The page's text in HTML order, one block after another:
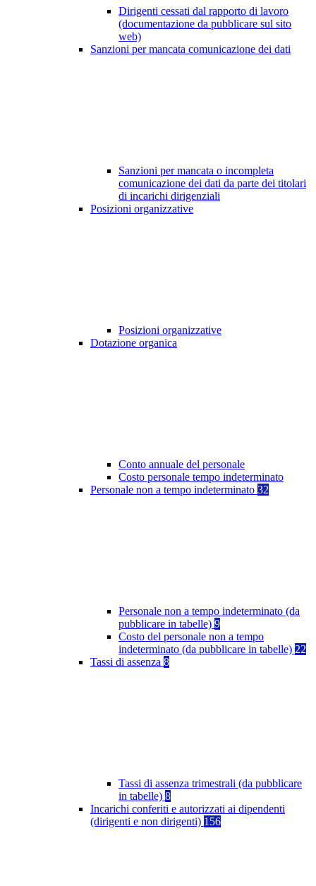
Dirigenti cessati dal rapporto di lavoro
(documentazione da pubblicare sul sito
web)
Sanzioni per mancata comunicazione dei dati
Sanzioni per mancata o incompleta
comunicazione dei dati da parte dei titolari
di incarichi dirigenziali
Posizioni organizzative
Posizioni organizzative
Dotazione organica
Conto annuale del personale
Costo personale tempo indeterminato
Personale non a tempo indeterminato 32
Personale non a tempo indeterminato (da
pubblicare in tabelle) 9
Costo del personale non a tempo
indeterminato (da pubblicare in tabelle) 22
Tassi di assenza 8
Tassi di assenza trimestrali (da pubblicare
in tabelle) 8
Incarichi conferiti e autorizzati ai dipendenti
(dirigenti e non dirigenti) 156